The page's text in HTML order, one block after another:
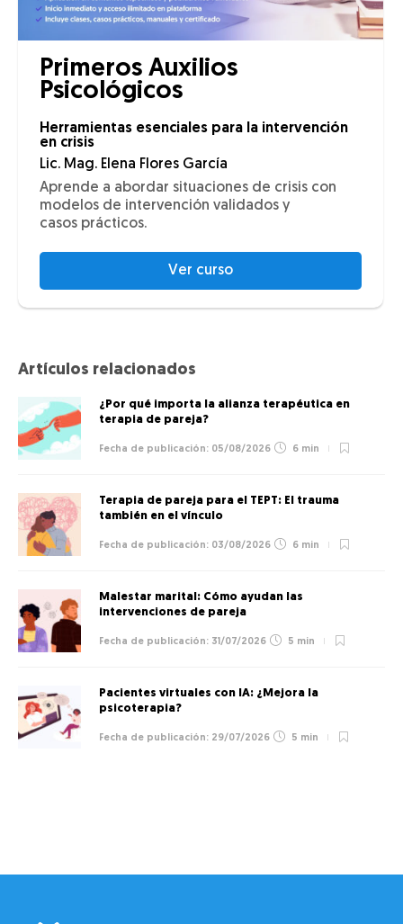
Primeros Auxilios
Psicológicos
Herramientas esenciales para la intervención
en crisis
Lic. Mag. Elena Flores García
Aprende a abordar situaciones de crisis con
modelos de intervención validados y
casos prácticos.
Ver curso
Artículos relacionados
¿Por qué importa la alianza terapéutica en
terapia de pareja?
05/08/2026 6 min
Terapia de pareja para el TEPT: El trauma
también en el vínculo
03/08/2026 6 min
Malestar marital: Cómo ayudan las
intervenciones de pareja
31/07/2026 5 min
Pacientes virtuales con IA: ¿Mejora la
psicoterapia?
29/07/2026 5 min